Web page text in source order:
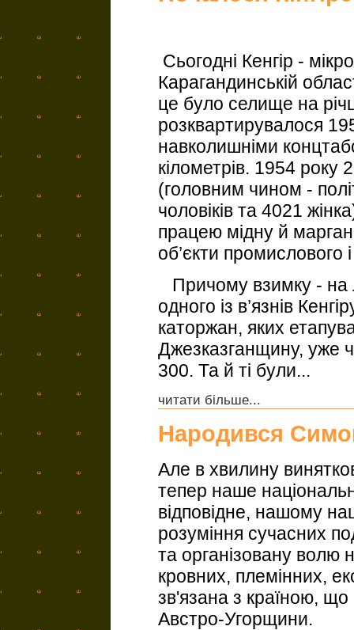
Сьогодні Кенгір -
Карагандинській
це було селище на
розквартирувалося
навколишніми
кілометрів. 1954 року
(головним чином -
чоловіків та 4021
працею мідну й
об’єкти промислового
Причому взимку - на
одного із в’язнів
каторжан, яких
Джезказганщину, уже
300. Та й ті були...
читати більше...
Народився
Але в хвилину
тепер наше
відповідне, нашому
розуміння сучасних
та організовану волю
кровних, племінних,
зв'язана з країною, що
Австро-Угорщини.